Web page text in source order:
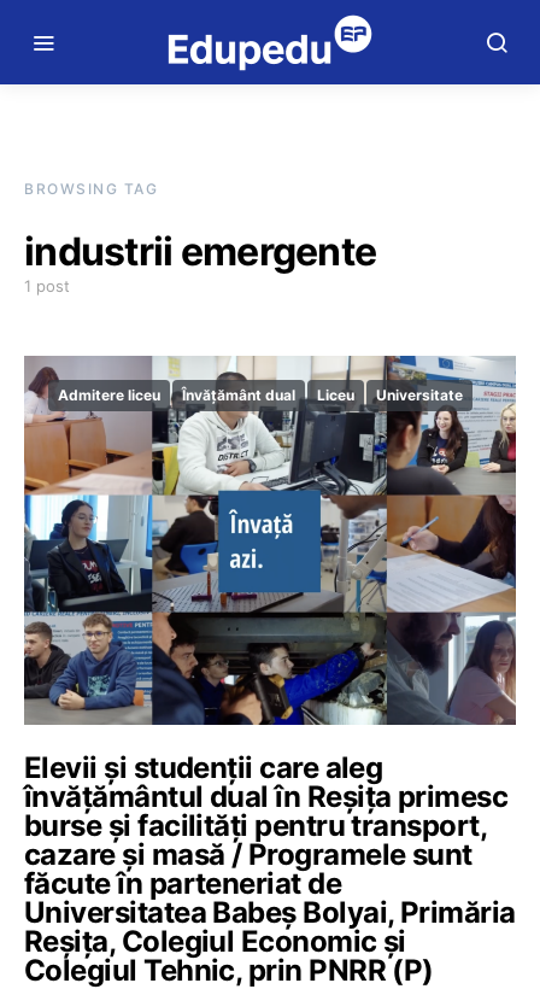
BROWSING TAG
industrii emergente
1 post
Admitere liceu Învățământ dual Liceu Universitate
Elevii și studenții care aleg
învățământul dual în Reșița primesc
burse și facilități pentru transport,
cazare și masă / Programele sunt
făcute în parteneriat de
Universitatea Babeș Bolyai, Primăria
Reșița, Colegiul Economic și
Colegiul Tehnic, prin PNRR (P)